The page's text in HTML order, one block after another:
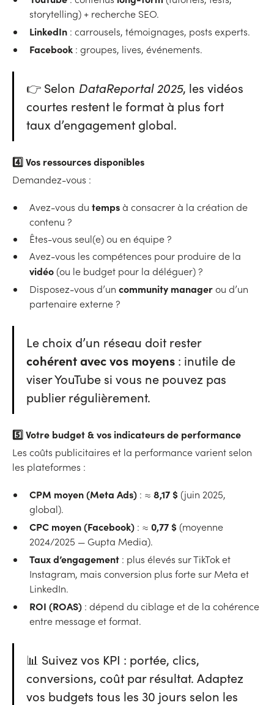
storytelling) + recherche SEO.
LinkedIn : carrousels, témoignages, posts experts.
Facebook : groupes, lives, événements.
👉 Selon DataReportal 2025, les vidéos
courtes restent le format à plus fort
taux d’engagement global.
4️⃣Vos ressources disponibles
Demandez-vous :
Avez-vous du tempsà consacrer à la création de
contenu ?
Êtes-vous seul(e) ou en équipe ?
Avez-vous les compétences pour produire de la
vidéo(ou le budget pour la déléguer) ?
Disposez-vous d’un community managerou d’un
partenaire externe ?
Le choix d’un réseau doit rester
cohérent avec vos moyens : inutile de
viser YouTube si vous ne pouvez pas
publier régulièrement.
5️⃣Votre budget & vos indicateurs de performance
Les coûts publicitaires et la performance varient selon
les plateformes :
CPM moyen (Meta Ads) : ≈ 8,17 $ (juin 2025,
global).
CPC moyen (Facebook) : ≈ 0,77 $ (moyenne
2024/2025 — Gupta Media).
Taux d’engagement : plus élevés sur TikTok et
Instagram, mais conversion plus forte sur Meta et
LinkedIn.
ROI (ROAS) : dépend du ciblage et de la cohérence
entre message et format.
📊 Suivez vos KPI : portée, clics,
conversions, coût par résultat. Adaptez
vos budgets tous les 30 jours selon les